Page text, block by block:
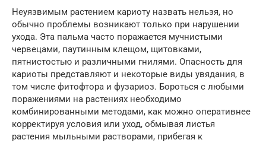
Неуязвимым растением кариоту назвать нельзя, но
обычно проблемы возникают только при нарушении
ухода. Эта пальма часто поражается мучнистыми
червецами, паутинным клещом, щитовками,
пятнистостью и различными гнилями. Опасность для
кариоты представляют и некоторые виды увядания, в
том числе фитофтора и фузариоз. Бороться с любыми
поражениями на растениях необходимо
комбинированными методами, как можно оперативнее
корректируя условия или уход, обмывая листья
растения мыльными растворами, прибегая к